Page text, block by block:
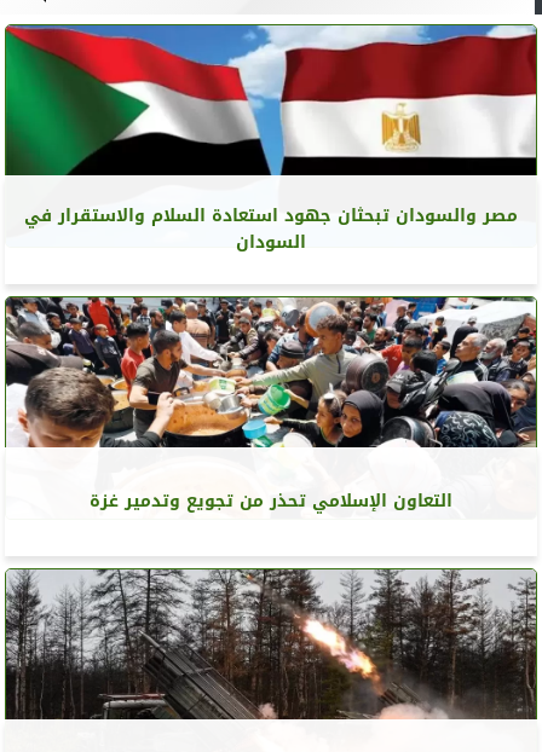
مصر والسودان تبحثان جهود استعادة السلام والاستقرار في
السودان
التعاون الإسلامي تحذر من تجويع وتدمير غزة